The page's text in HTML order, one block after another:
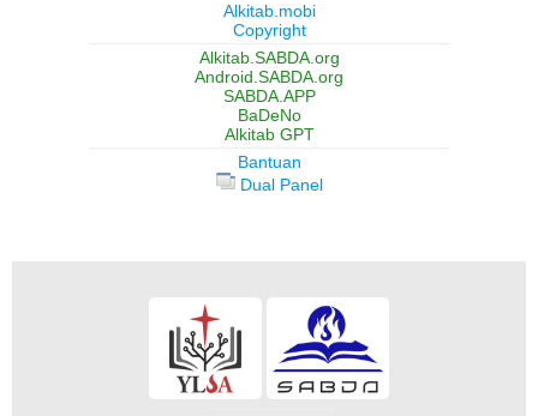
Alkitab.mobi
Copyright
Alkitab.SABDA.org
Android.SABDA.org
SABDA.APP
BaDeNo
Alkitab GPT
Bantuan
Dual Panel